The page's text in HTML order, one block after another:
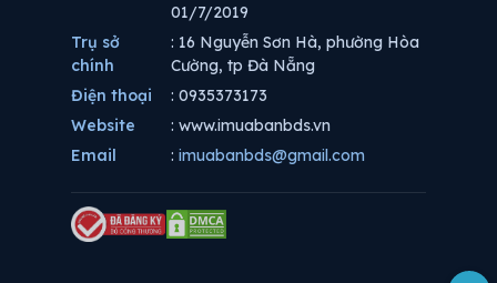
01/7/2019
Trụ sở
chính
: 16 Nguyễn Sơn Hà, phường Hòa
Cường, tp Đà Nẵng
Điện thoại
: 0935373173
Website
: www.imuabanbds.vn
Email
: imuabanbds@gmail.com